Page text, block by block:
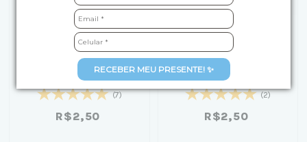
RECEBER MEU PRESENTE! ✨
Cartão de Presente
Aniversário
Personalizado
(7)
R$2,50
Cartão de Amizade para
Presente | Personalize
com Sua Mensagem
(2)
R$2,50